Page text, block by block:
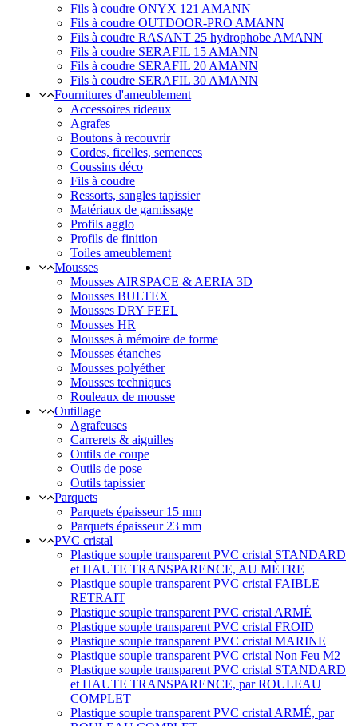
Fils à coudre ONYX 121 AMANN
Fils à coudre OUTDOOR-PRO AMANN
Fils à coudre RASANT 25 hydrophobe AMANN
Fils à coudre SERAFIL 15 AMANN
Fils à coudre SERAFIL 20 AMANN
Fils à coudre SERAFIL 30 AMANN
Fournitures d'ameublement
Accessoires rideaux
Agrafes
Boutons à recouvrir
Cordes, ficelles, semences
Coussins déco
Fils à coudre
Ressorts, sangles tapissier
Matériaux de garnissage
Profils agglo
Profils de finition
Toiles ameublement
Mousses
Mousses AIRSPACE & AERIA 3D
Mousses BULTEX
Mousses DRY FEEL
Mousses HR
Mousses à mémoire de forme
Mousses étanches
Mousses polyéther
Mousses techniques
Rouleaux de mousse
Outillage
Agrafeuses
Carrerets & aiguilles
Outils de coupe
Outils de pose
Outils tapissier
Parquets
Parquets épaisseur 15 mm
Parquets épaisseur 23 mm
PVC cristal
Plastique souple transparent PVC cristal STANDARD
et HAUTE TRANSPARENCE, AU MÈTRE
Plastique souple transparent PVC cristal FAIBLE
RETRAIT
Plastique souple transparent PVC cristal ARMÉ
Plastique souple transparent PVC cristal FROID
Plastique souple transparent PVC cristal MARINE
Plastique souple transparent PVC cristal Non Feu M2
Plastique souple transparent PVC cristal STANDARD
et HAUTE TRANSPARENCE, par ROULEAU
COMPLET
Plastique souple transparent PVC cristal ARMÉ, par